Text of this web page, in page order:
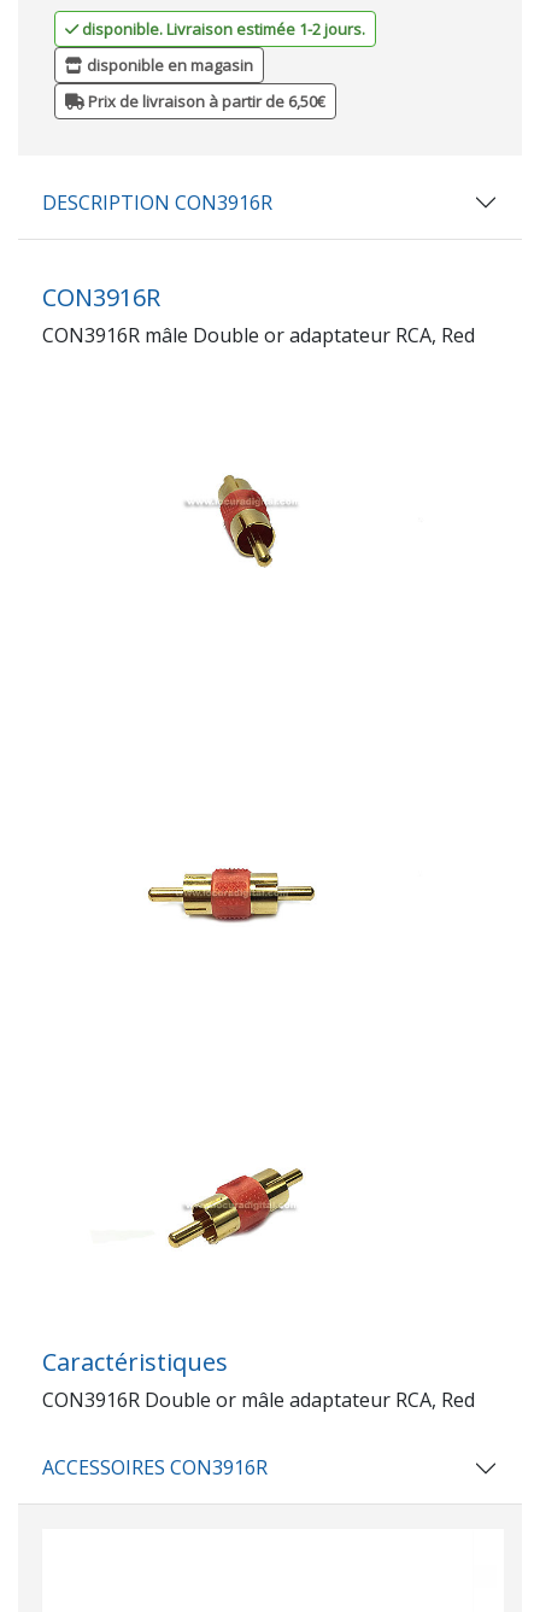
disponible. Livraison estimée 1-2 jours.
disponible en magasin
Prix de livraison à partir de 6,50€
DESCRIPTION CON3916R
CON3916R
CON3916R mâle Double or adaptateur RCA, Red
Caractéristiques
CON3916R Double or mâle adaptateur RCA, Red
ACCESSOIRES CON3916R